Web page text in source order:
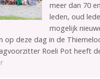
meer dan 70
leden, oud
mogelijk
op deze dag in de
Roeli Pot heeft